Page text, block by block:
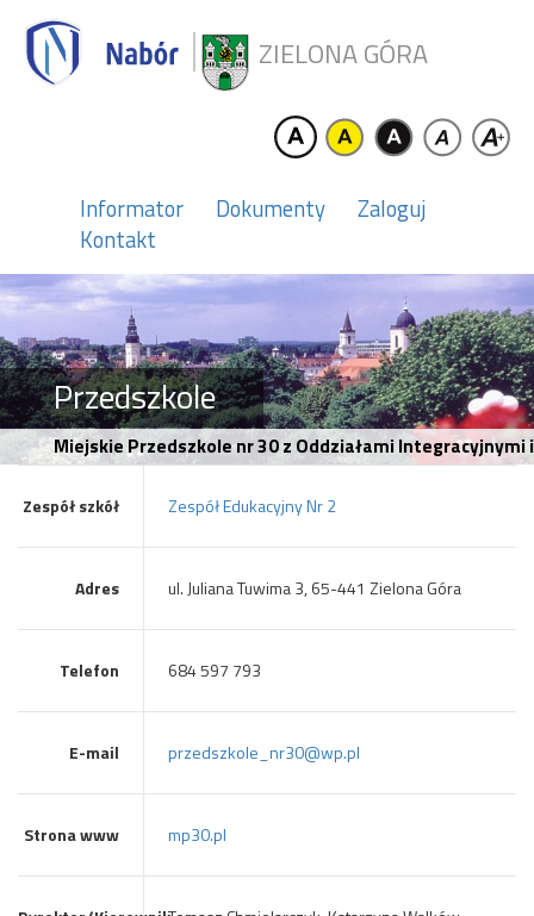
ZIELONA GÓRA
Informator Dokumenty
Zaloguj
Kontakt
Przedszkole
Miejskie Przedszkole nr 30 z Oddziałami
Zespół szkół Zespół Edukacyjny Nr 2
Adres ul. Juliana Tuwima 3, 65-441 Zielona Góra
Telefon 684 597 793
E-mail przedszkole_nr30@wp.pl
Strona www mp30.pl